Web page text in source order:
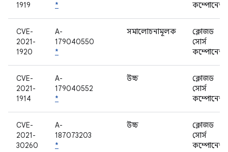
1919
*
কম্পোনেন্ট
CVE-
2021-
1920
A-
179040550
*
সমালোচনামূলক
ক্লোজড
সোর্স
কম্পোনেন্ট
CVE-
2021-
1914
A-
179040552
*
উচ্চ
ক্লোজড
সোর্স
কম্পোনেন্ট
CVE-
2021-
30260
A-
187073203
*
উচ্চ
ক্লোজড
সোর্স
কম্পোনেন্ট